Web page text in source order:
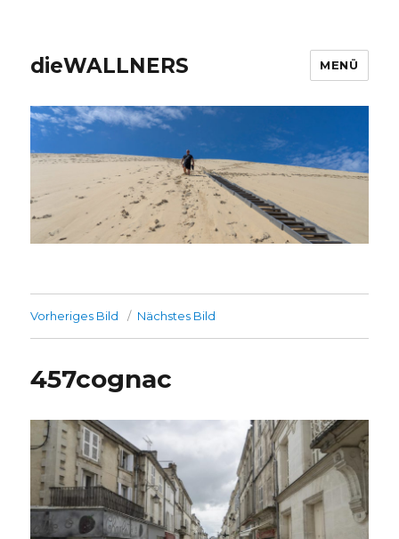
dieWALLNERS MENÜ
Vorheriges Bild Nächstes Bild
457cognac